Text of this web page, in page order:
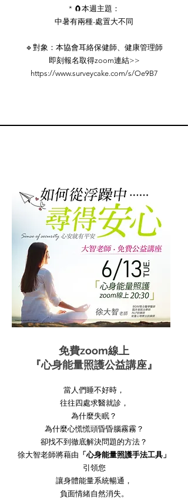
* 🧲本週主題：
中暑有兩種-處置大不同
🔹對象：本協會耳絡保健師、健康管理師
即刻報名取得zoom連結>>
https://www.surveycake.com/s/Oe9B7
免費zoom線上
『心身能量照護公益講座』
當人們睡不好時，
往往四處求醫就診，
為什麼失眠？
為什麼心慌慌頭昏昏腦霧霧？
卻找不到徹底解決問題的方法？
徐大智老師將藉由 「心身能量照護手法工具」
引領您
讓身體能量系統暢通，
負面情緒自然消失。